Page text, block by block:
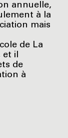
annuelle,
à la
mais
de La
et il
de
à